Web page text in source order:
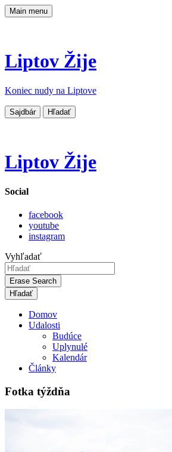
Main menu
Liptov Žije
Koniec nudy na Liptove
Sajdbár Hľadať
Liptov Žije
Social
facebook
youtube
instagram
Vyhľadať
Erase Search
Domov
Udalosti
Budúce
Uplynulé
Kalendár
Články
Fotka týždňa